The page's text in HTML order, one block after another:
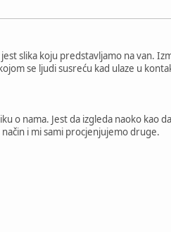
slika koju predstavljamo na van.
se ljudi susreću kad ulaze u
o nama. Jest da izgleda naoko kao
i mi sami procjenjujemo druge.